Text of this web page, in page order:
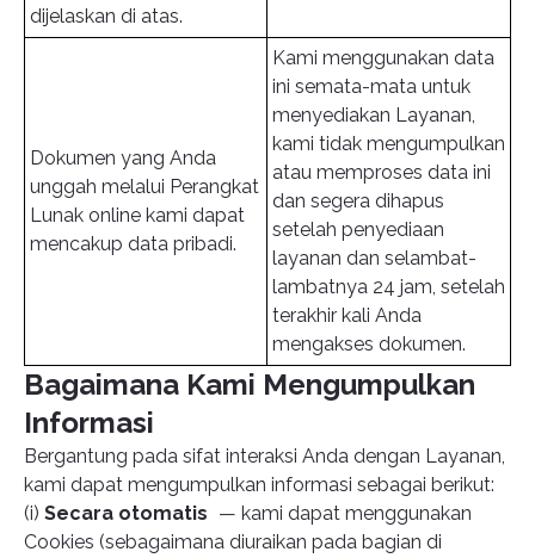
dijelaskan di atas.
Dokumen yang Anda
unggah melalui Perangkat
Lunak online kami dapat
mencakup data pribadi.
Kami menggunakan data
ini semata-mata untuk
menyediakan Layanan,
kami tidak mengumpulkan
atau memproses data ini
dan segera dihapus
setelah penyediaan
layanan dan selambat-
lambatnya 24 jam, setelah
terakhir kali Anda
mengakses dokumen.
Bagaimana Kami Mengumpulkan
Informasi
Bergantung pada sifat interaksi Anda dengan Layanan,
kami dapat mengumpulkan informasi sebagai berikut:
(i) Secara otomatis — kami dapat menggunakan
Cookies (sebagaimana diuraikan pada bagian di